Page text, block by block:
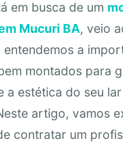
em busca de um
Mucuri BA, veio
a
montados para
a estética do seu
artigo, vamos
contratar um